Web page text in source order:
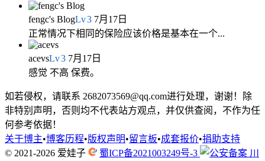
fengc's BlogLv3 7月17日
正常情况下相同的保险应该价格是基本在一个...
acevsLv3 7月17日
感觉 不高 保费。
如若侵权，请联系 2682073569@qq.com进行处理，谢谢！除
非特别声明，否则均不代表站方观点，并仅供查阅，不作为任
何参考依据！
关于博主•博客历程•版权声明•留言板•成套报价•捐助支持
© 2021-2026 爱娃子 蜀ICP备2021003249号-3
川